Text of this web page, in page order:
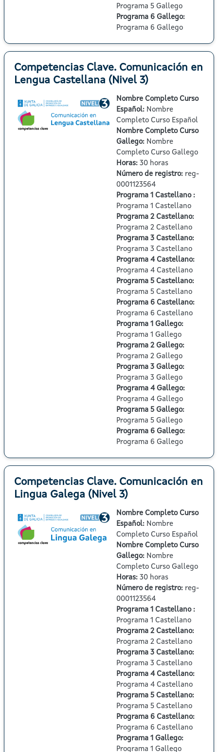
Programa 5 Gallego
Programa 6 Gallego:
Programa 6 Gallego
Competencias Clave. Comunicación en
Lengua Castellana (Nivel 3)
Nombre Completo Curso
Español: Nombre
Completo Curso Español
Nombre Completo Curso
Gallego: Nombre
Completo Curso Gallego
Horas: 30 horas
Número de registro: reg-
0001123564
Programa 1 Castellano :
Programa 1 Castellano
Programa 2 Castellano:
Programa 2 Castellano
Programa 3 Castellano:
Programa 3 Castellano
Programa 4 Castellano:
Programa 4 Castellano
Programa 5 Castellano:
Programa 5 Castellano
Programa 6 Castellano:
Programa 6 Castellano
Programa 1 Gallego:
Programa 1 Gallego
Programa 2 Gallego:
Programa 2 Gallego
Programa 3 Gallego:
Programa 3 Gallego
Programa 4 Gallego:
Programa 4 Gallego
Programa 5 Gallego:
Programa 5 Gallego
Programa 6 Gallego:
Programa 6 Gallego
Competencias Clave. Comunicación en
Lingua Galega (Nivel 3)
Nombre Completo Curso
Español: Nombre
Completo Curso Español
Nombre Completo Curso
Gallego: Nombre
Completo Curso Gallego
Horas: 30 horas
Número de registro: reg-
0001123564
Programa 1 Castellano :
Programa 1 Castellano
Programa 2 Castellano:
Programa 2 Castellano
Programa 3 Castellano:
Programa 3 Castellano
Programa 4 Castellano:
Programa 4 Castellano
Programa 5 Castellano:
Programa 5 Castellano
Programa 6 Castellano:
Programa 6 Castellano
Programa 1 Gallego:
Programa 1 Gallego